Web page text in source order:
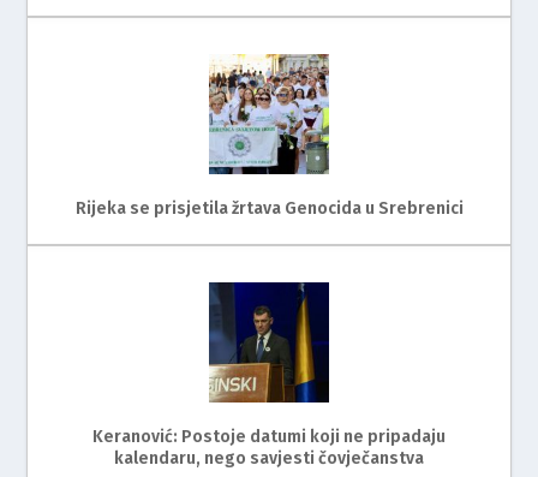
Rijeka se prisjetila žrtava Genocida u Srebrenici
Keranović: Postoje datumi koji ne pripadaju
kalendaru, nego savjesti čovječanstva